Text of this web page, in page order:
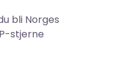
bli Norges
stjerne